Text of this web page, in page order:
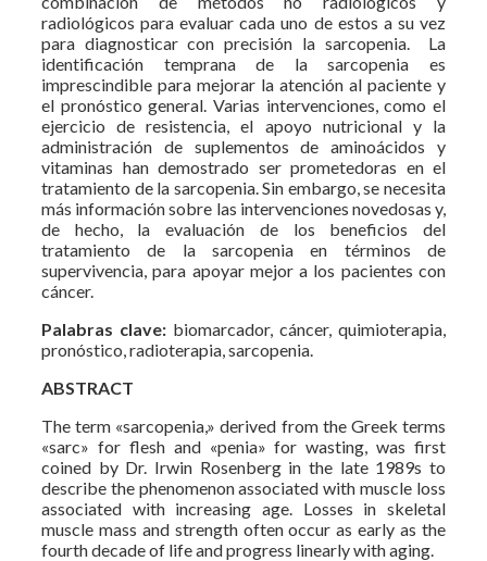
radiológicos para evaluar cada uno de estos a su vez
para diagnosticar con precisión la sarcopenia. La
identificación temprana de la sarcopenia es
imprescindible para mejorar la atención al paciente y
el pronóstico general. Varias intervenciones, como el
ejercicio de resistencia, el apoyo nutricional y la
administración de suplementos de aminoácidos y
vitaminas han demostrado ser prometedoras en el
tratamiento de la sarcopenia. Sin embargo, se necesita
más información sobre las intervenciones novedosas y,
de hecho, la evaluación de los beneficios del
tratamiento de la sarcopenia en términos de
supervivencia, para apoyar mejor a los pacientes con
cáncer.
Palabras clave: biomarcador, cáncer, quimioterapia,
pronóstico, radioterapia, sarcopenia.
ABSTRACT
The term «sarcopenia,» derived from the Greek terms
«sarc» for flesh and «penia» for wasting, was first
coined by Dr. Irwin Rosenberg in the late 1989s to
describe the phenomenon associated with muscle loss
associated with increasing age. Losses in skeletal
muscle mass and strength often occur as early as the
fourth decade of life and progress linearly with aging.